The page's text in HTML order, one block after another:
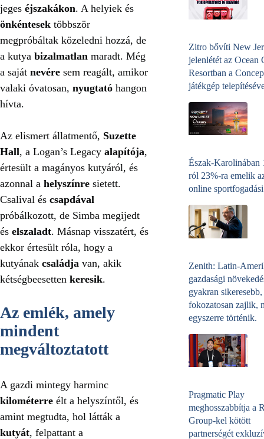
jeges éjszakákon. A helyiek és
önkéntesek többször
megpróbáltak közeledni hozzá, de
a kutya bizalmatlan maradt. Még
a saját nevére sem reagált, amikor
valaki óvatosan, nyugtató hangon
hívta.
Az elismert állatmentő, Suzette
Hall, a Logan’s Legacy alapítója,
értesült a magányos kutyáról, és
azonnal a helyszínre sietett.
Csalival és csapdával
próbálkozott, de Simba megijedt
és elszaladt. Másnap visszatért, és
ekkor értesült róla, hogy a
kutyának családja van, akik
kétségbeesetten keresik.
Az emlék, amely
mindent
megváltoztatott
A gazdi mintegy harminc
kilométerre élt a helyszíntől, és
amint megtudta, hol látták a
kutyát, felpattant a
Zitro bővíti New
jelenlétét az Ocean
Resortban a
játékgép
Észak-Karolinában
ról 23%-ra emelik
online
Zenith: Latin-
gazdasági
gyakran sikeresebb,
fokozatosan zajlik,
egyszerre történik.
Pragmatic Play
meghosszabbítja a
Group-kel kötött
partnerségét